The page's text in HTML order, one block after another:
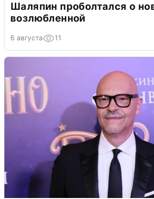
Шаляпин проболтался о
возлюбленной
6 августа 11